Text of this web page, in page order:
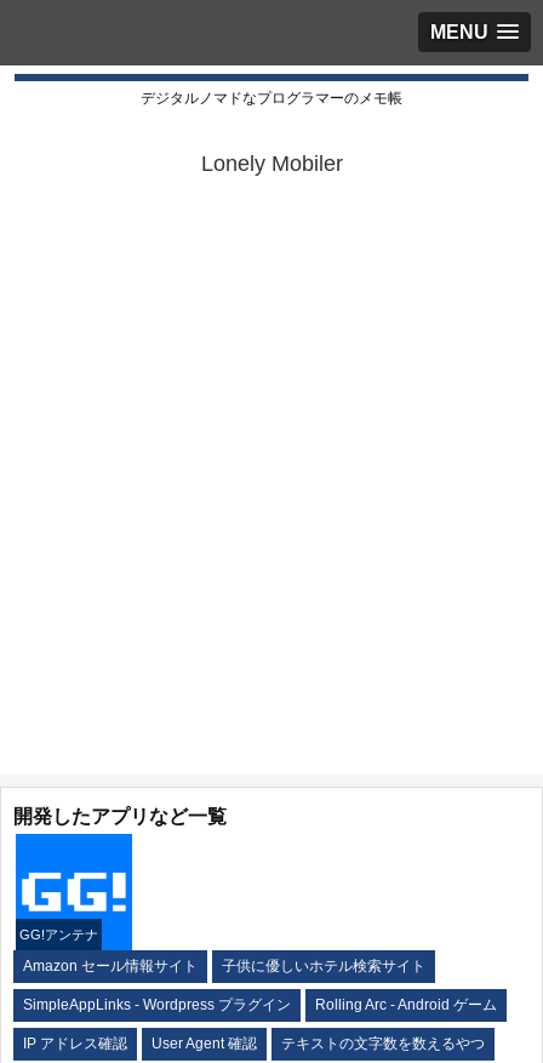
MENU
デジタルノマドなプログラマーのメモ帳
Lonely Mobiler
開発したアプリなど一覧
GG!アンテナ
Amazon セール情報サイト 子供に優しいホテル検索サイト
SimpleAppLinks - Wordpress プラグイン Rolling Arc - Android ゲーム
IP アドレス確認 User Agent 確認 テキストの文字数を数えるやつ